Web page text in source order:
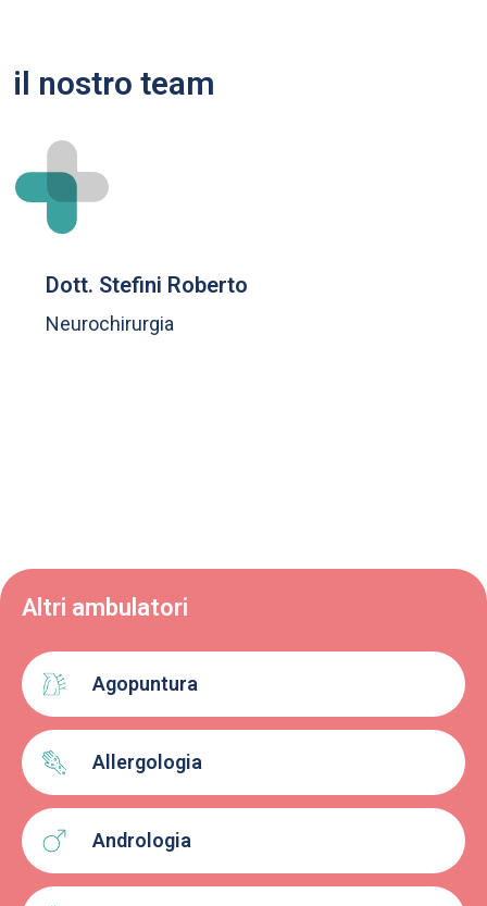
il nostro team
Dott. Stefini Roberto
Neurochirurgia
Altri ambulatori
Agopuntura
Allergologia
Andrologia